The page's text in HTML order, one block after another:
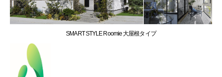
SMART STYLE Roomie 大屋根タイプ